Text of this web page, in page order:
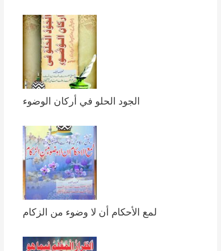
الجود الحلو في أركان الوضوء
لمع الأحكام أن لا وضوء من الزكام